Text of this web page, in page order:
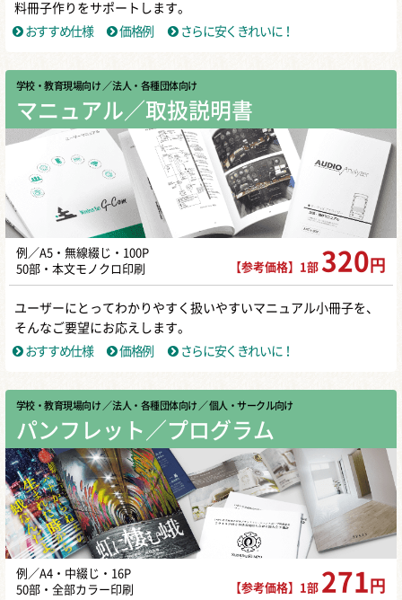
料冊子作りをサポートします。
おすすめ仕様
価格例 さらに安くきれいに！
学校・教育現場向け ／ 法人・各種団体向け
マニュアル／取扱説明書
例／A5・無線綴じ・100P
50部・本文モノクロ印刷
【参考価格】1部 320 円
ユーザーにとってわかりやすく扱いやすいマニュアル小冊子を、
そんなご要望にお応えします。
おすすめ仕様
価格例 さらに安くきれいに！
学校・教育現場向け ／ 法人・各種団体向け ／ 個人・サークル向け
パンフレット／プログラム
例／A4・中綴じ・16P
50部・全部カラー印刷
【参考価格】1部 271 円